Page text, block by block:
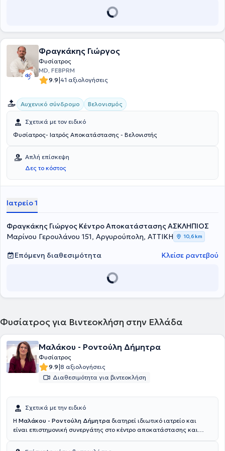
Φυσικής Ιατρικής και Αποκατάστασης (FEBPRM). Τέλος, η γιατρός
είναι μέλος του Ιατρικού Συλλόγου Αθηνών, της Ελληνικής
Φραγκάκης Γιώργος
Φυσίατρος
MD, FEBPRM
9.9|41 αξιολογήσεις
Αυχενικό σύνδρομο Βελονισμός
Σχετικά με τον ειδικό
Φυσίατρος- Ιατρός Αποκατάστασης - Βελονιστής
Απλή επίσκεψη
Δες το κόστος
Ιατρείο 1
Φραγκάκης Γιώργος Κέντρο Αποκατάστασης ΑΣΚΛΗΠΙΟΣ
Μαρίνου Γερουλάνου 151, Αργυρούπολη, ΑΤΤΙΚΗ
10,6 km
Επόμενη διαθεσιμότητα Κλείσε ραντεβού
Φυσίατρος για Βιντεοκλήση στην Ελλάδα
Μαλάκου - Ροντούλη Δήμητρα
Φυσίατρος
9.9|8 αξιολογήσεις
Διαθεσιμότητα για βιντεοκλήση
Σχετικά με την ειδικό
Η Μαλάκου - Ροντούλη Δήμητρα διατηρεί ιδιωτικό ιατρείο και
είναι επιστημονική συνεργάτης στο κέντρο αποκατάστασης και
του χρόνιου πόνου του μυοσκελετικού συστήματος με περινευρικές